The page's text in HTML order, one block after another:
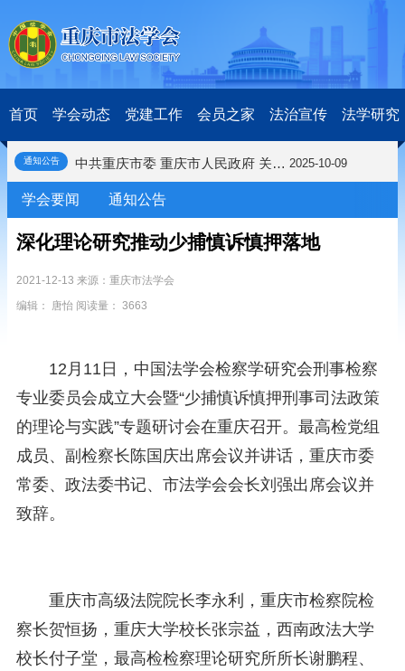
首页 学会动态 党建工作 会员之家 法治宣传 法学研究
通知公告
关于开展第十一届“全国杰出青年法学家”评选表彰活动的通知 2026-03-18
研究阐释党的二十届四中全会和中央全面依法治国工作会议精神专项课题立项公示公告 2026-02-28
关于研究阐释党的二十届四中全会和中央全面依法治国工作会议精神专项课题申报工作的通知
第七届“中国—东盟法治论坛”11月20日至22日在渝举办2025-11-18
2025-10-09
中央政法委印发通知要求学习宣传重庆检察未成年人保护工作团队代表先进事迹 2025-09-30
征稿启事 2025-08-28
关于开展第十一届“全国杰出青年法学家”评选表彰活动的通知 2026-03-18
研究阐释党的二十届四中全会和中央全面依法治国工作会议精神专项课题立项公示公告 2026-02-28
关于研究阐释党的二十届四中全会和中央全面依法治国工作会议精神专项课题申报工作的通知 2025-12-07
重庆市法学会数字法学研究会学术年会拟于11月14日召开 2025-10-28
中共重庆市委 重庆市人民政府 关于深入开展向“时代楷模”重庆检察未成年人保护工作团队代表学习活动的决定 2025-10-09
中国法学会2025年度部级法学研究课题立项公告 2025-07-20
重庆市法学会第五期法学研究立项课题名单公布 2025-05-20
关于开展“2025年青年普法志愿者法治文化基层行”活动的通知 2025-04-22
学会要闻 通知公告
深化理论研究推动少捕慎诉慎押落地
2021-12-13 来源：重庆市法学会
编辑： 唐怡 阅读量： 3663
12月11日，中国法学会检察学研究会刑事检察
专业委员会成立大会暨“少捕慎诉慎押刑事司法政策
的理论与实践”专题研讨会在重庆召开。最高检党组
成员、副检察长陈国庆出席会议并讲话，重庆市委
常委、政法委书记、市法学会会长刘强出席会议并
致辞。
重庆市高级法院院长李永利，重庆市检察院检
察长贺恒扬，重庆大学校长张宗益，西南政法大学
校长付子堂，最高检检察理论研究所所长谢鹏程、